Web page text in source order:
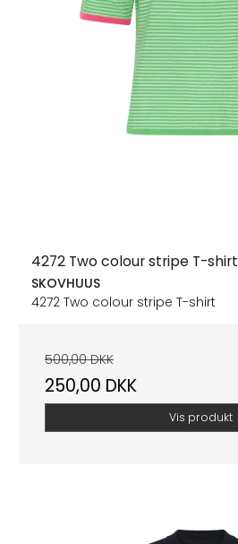
4272 Two colour stripe T-shirt
SKOVHUUS
4272 Two colour stripe T-shirt
500,00 DKK
250,00 DKK
Vis produkt